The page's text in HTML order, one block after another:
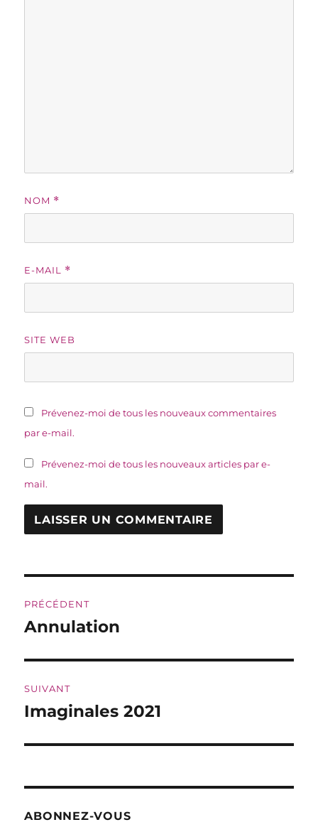
NOM *
E-MAIL *
SITE WEB
Prévenez-moi de tous les nouveaux commentaires
par e-mail.
Prévenez-moi de tous les nouveaux articles par e-
mail.
de
PRÉCÉDENT
Publication
Annulation
SUIVANT
Publication
Imaginales 2021
ABONNEZ-VOUS